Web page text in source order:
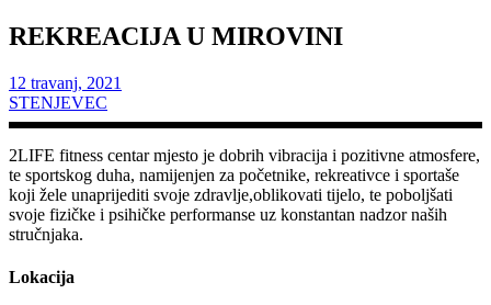
REKREACIJA U MIROVINI
12 travanj, 2021
STENJEVEC
2LIFE fitness centar mjesto je dobrih vibracija i pozitivne atmosfere,
te sportskog duha, namijenjen za početnike, rekreativce i sportaše
koji žele unaprijediti svoje zdravlje,oblikovati tijelo, te poboljšati
svoje fizičke i psihičke performanse uz konstantan nadzor naših
stručnjaka.
Lokacija